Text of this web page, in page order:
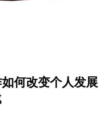
如何改变个人发展